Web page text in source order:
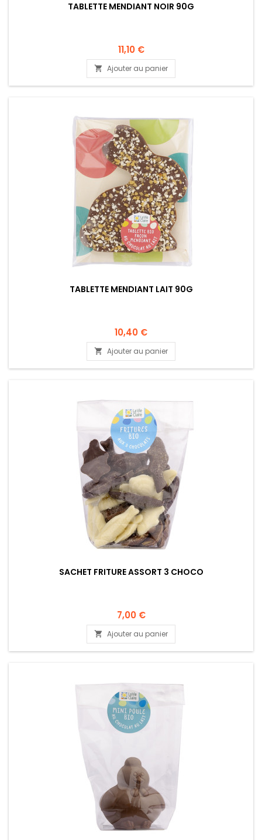
TABLETTE MENDIANT NOIR 90G
11,10 €
 Ajouter au panier
TABLETTE MENDIANT LAIT 90G
10,40 €
 Ajouter au panier
SACHET FRITURE ASSORT 3 CHOCO
7,00 €
 Ajouter au panier